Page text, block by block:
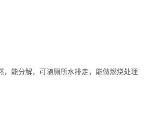
能分解，可随厕所水排走，能做燃烧处理